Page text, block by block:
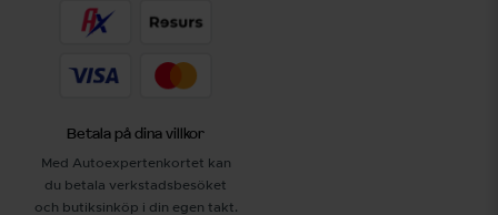
Betala på dina villkor
Med Autoexpertenkortet kan
du betala verkstadsbesöket
och butiksinköp i din egen takt.